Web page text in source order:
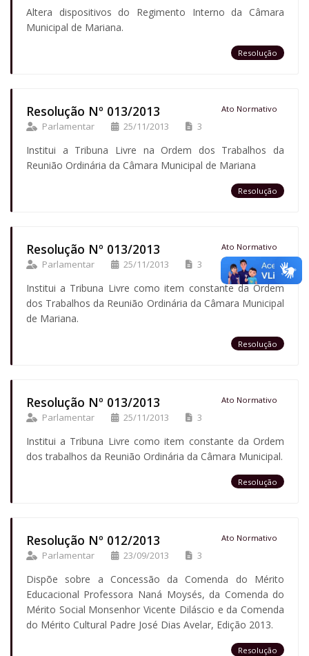
Altera dispositivos do Regimento Interno da Câmara
Municipal de Mariana.
Resolução
Resolução Nº 013/2013 Ato Normativo
Parlamentar 25/11/2013 3
Institui a Tribuna Livre na Ordem dos Trabalhos da
Reunião Ordinária da Câmara Municipal de Mariana
Resolução
Resolução Nº 013/2013 Ato Normativo
Parlamentar 25/11/2013 3
Institui a Tribuna Livre como item constante da Ordem
dos Trabalhos da Reunião Ordinária da Câmara Municipal
de Mariana.
Resolução
Resolução Nº 013/2013 Ato Normativo
Parlamentar 25/11/2013 3
Institui a Tribuna Livre como item constante da Ordem
dos trabalhos da Reunião Ordinária da Câmara Municipal.
Resolução
Resolução Nº 012/2013 Ato Normativo
Parlamentar 23/09/2013 3
Dispõe sobre a Concessão da Comenda do Mérito
Educacional Professora Naná Moysés, da Comenda do
Mérito Social Monsenhor Vicente Diláscio e da Comenda
do Mérito Cultural Padre José Dias Avelar, Edição 2013.
Resolução